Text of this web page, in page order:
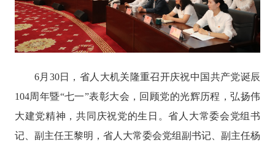
6月30日，省人大机关隆重召开庆祝中国共产党诞辰
104周年暨“七一”表彰大会，回顾党的光辉历程，弘扬伟
大建党精神，共同庆祝党的生日。省人大常委会党组书
记、副主任王黎明，省人大常委会党组副书记、副主任杨